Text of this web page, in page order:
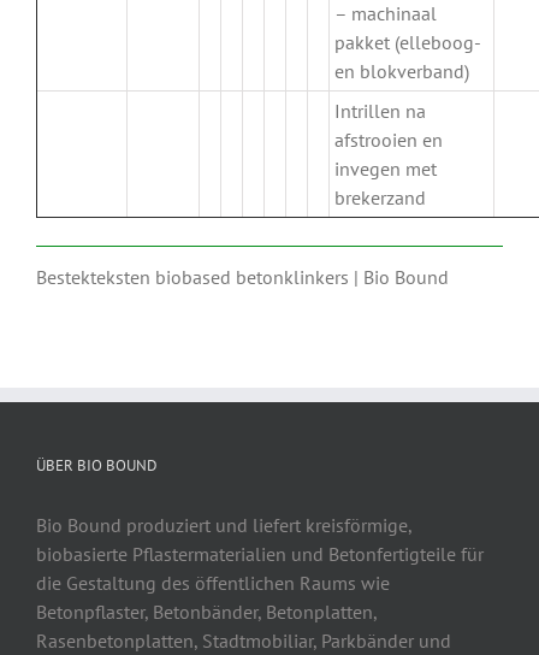
– machinaal
pakket (elleboog-
en blokverband)
Intrillen na
afstrooien en
invegen met
brekerzand
Bestekteksten biobased betonklinkers | Bio Bound
ÜBER BIO BOUND
Bio Bound produziert und liefert kreisförmige,
biobasierte Pflastermaterialien und Betonfertigteile für
die Gestaltung des öffentlichen Raums wie
Betonpflaster, Betonbänder, Betonplatten,
Rasenbetonplatten, Stadtmobiliar, Parkbänder und